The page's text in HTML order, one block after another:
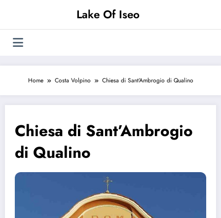
Lake Of Iseo
Home Costa Volpino Chiesa di Sant’Ambrogio di Qualino
Chiesa di Sant’Ambrogio
di Qualino